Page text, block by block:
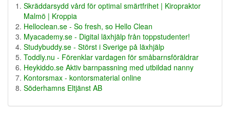
Skräddarsydd vård för optimal smärtfrihet | Kiropraktor
Malmö | Kroppia
Helloclean.se - So fresh, so Hello Clean
Myacademy.se - Digital läxhjälp från toppstudenter!
Studybuddy.se - Störst i Sverige på läxhjälp
Toddly.nu - Förenklar vardagen för småbarnsföräldrar
Heykiddo.se Aktiv barnpassning med utbildad nanny
Kontorsmax - kontorsmaterial online
Söderhamns Eltjänst AB